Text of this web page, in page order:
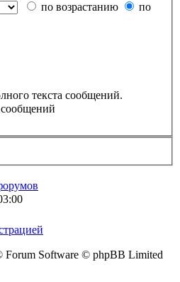
по возрастанию
по
текста сообщений.
Forum Software © phpBB Limited